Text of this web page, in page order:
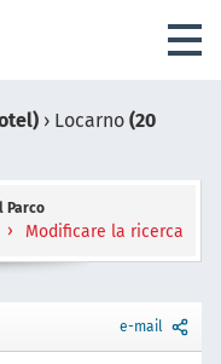
› Locarno (20
Parco
Modificare la ricerca
e-mail